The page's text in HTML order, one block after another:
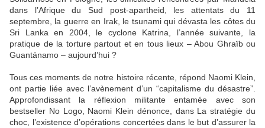
dans l’Afrique du Sud post-apartheid, les attentats du 11
septembre, la guerre en Irak, le tsunami qui dévasta les côtes du
Sri Lanka en 2004, le cyclone Katrina, l’année suivante, la
pratique de la torture partout et en tous lieux – Abou Ghraïb ou
Guantánamo – aujourd’hui ?
Tous ces moments de notre histoire récente, répond Naomi Klein,
ont partie liée avec l’avènement d’un “capitalisme du désastre”.
Approfondissant la réflexion militante entamée avec son
bestseller No Logo, Naomi Klein dénonce, dans La stratégie du
choc, l’existence d’opérations concertées dans le but d’assurer la